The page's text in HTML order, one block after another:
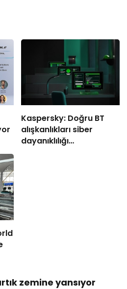
Kaspersky: Doğru BT
alışkanlıkları siber
dayanıklılığı
zemine yansıyor